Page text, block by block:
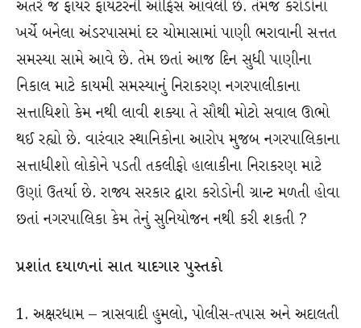
અંતરે જ ફાયર ફાયટરની ઓફિસ આવેલી છે. તેમજ કરોડોના
ખર્ચે બનેલા અંડરપાસમાં દર ચોમાસામાં પાણી ભરાવાની સત્તત
સમસ્યા સામે આવે છે. તેમ છતાં આજ દિન સુધી પાણીના
નિકાલ માટે કાયમી સમસ્યાનું નિરાકરણ નગરપાલીકાના
સત્તાધિશો કેમ નથી લાવી શક્યા તે સૌથી મોટો સવાલ ઊભો
થઈ રહ્યો છે. વારંવાર સ્થાનિકોના આરોપ મુજબ નગરપાલિકાના
સત્તાધીશો લોકોને પડતી તકલીફો હાલાકીના નિરાકરણ માટે
ઉણાં ઉતર્યા છે. રાજ્ય સરકાર દ્વારા કરોડોની ગ્રાન્ટ મળતી હોવા
છતાં નગરપાલિકા કેમ તેનું સુનિયોજન નથી કરી શકતી ?
પ્રશાંત દયાળનાં સાત યાદગાર પુસ્તકો
અક્ષરધામ – ત્રાસવાદી હુમલો, પોલીસ-તપાસ અને અદાલતી